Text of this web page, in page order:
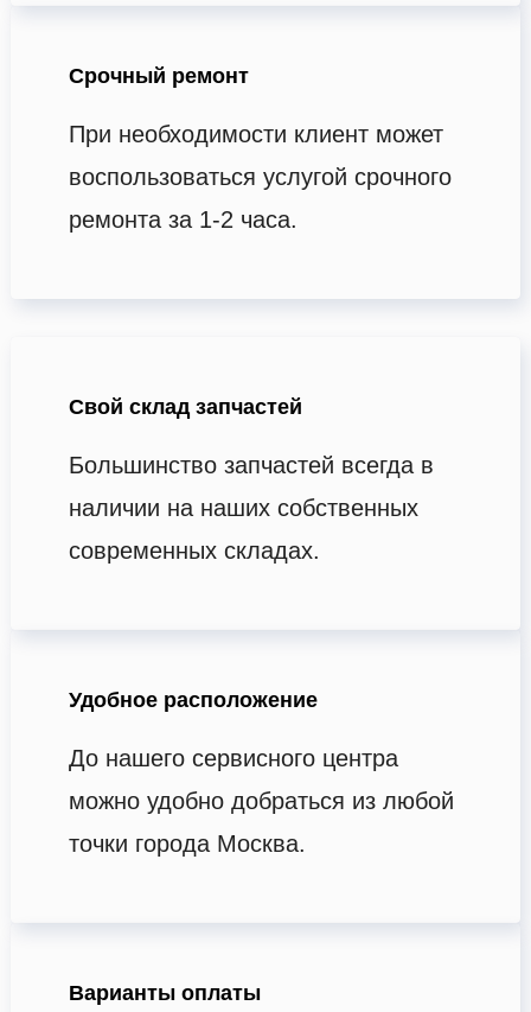
Срочный ремонт
При необходимости клиент может
воспользоваться услугой срочного
ремонта за 1-2 часа.
Свой склад запчастей
Большинство запчастей всегда в
наличии на наших собственных
современных складах.
Удобное расположение
До нашего сервисного центра
можно удобно добраться из любой
точки города Москва.
Варианты оплаты